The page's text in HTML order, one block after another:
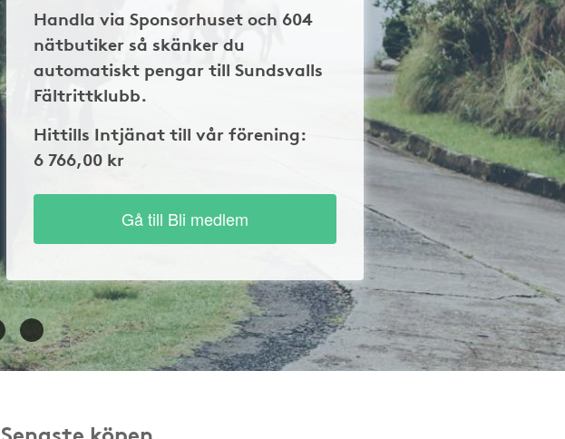
Handla via Sponsorhuset och 604
nätbutiker så skänker du
automatiskt pengar till Sundsvalls
Fältrittklubb.
Hittills Intjänat till vår förening:
6 766,00 kr
Gå till Bli medlem
Senaste köpen